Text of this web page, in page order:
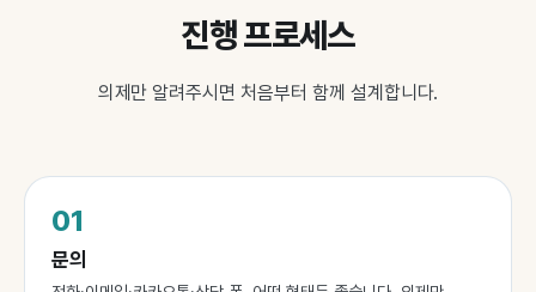
진행 프로세스
의제만 알려주시면 처음부터 함께 설계합니다.
01
문의